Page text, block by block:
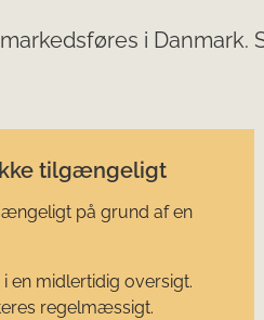
i
tilgængeligt
på grund af en
en midlertidig oversigt.
regelmæssigt.